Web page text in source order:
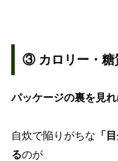
③ カロリー・糖
パッケージの裏を見
自炊で陥りがちな 「
るのが